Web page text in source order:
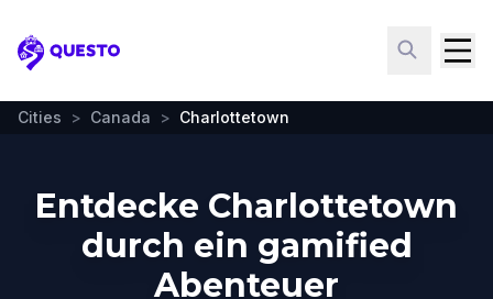
Questo
Cities > Canada > Charlottetown
Entdecke Charlottetown
durch ein gamified
Abenteuer